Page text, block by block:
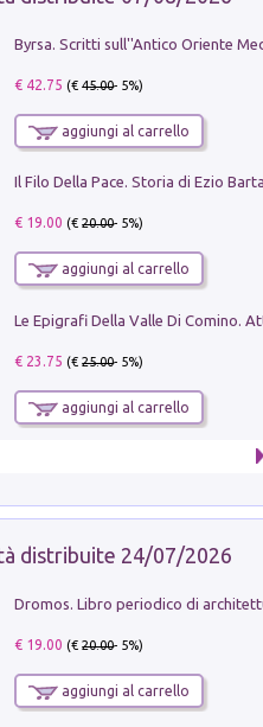
€ 42.75 (€45.00- 5%)
aggiungi al carrello
€ 19.00 (€20.00- 5%)
aggiungi al carrello
€ 23.75 (€25.00- 5%)
aggiungi al carrello
distribuite 24/07/2026
€ 19.00 (€20.00- 5%)
aggiungi al carrello